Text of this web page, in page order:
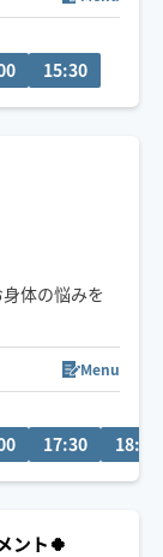
15:30
体の悩みを
Menu
17:30 18:00
ント🍀